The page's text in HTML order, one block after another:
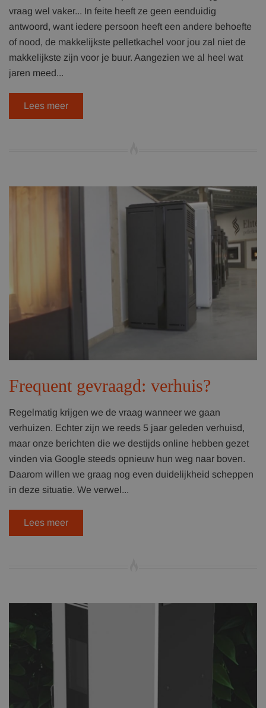
vraag wel vaker... In feite heeft ze geen eenduidig
antwoord, want iedere persoon heeft een andere behoefte
of nood, de makkelijkste pelletkachel voor jou zal niet de
makkelijkste zijn voor je buur. Aangezien we al heel wat
jaren meed...
Lees meer
Frequent gevraagd: verhuis?
Regelmatig krijgen we de vraag wanneer we gaan
verhuizen. Echter zijn we reeds 5 jaar geleden verhuisd,
maar onze berichten die we destijds online hebben gezet
vinden via Google steeds opnieuw hun weg naar boven.
Daarom willen we graag nog even duidelijkheid scheppen
in deze situatie. We verwel...
Lees meer